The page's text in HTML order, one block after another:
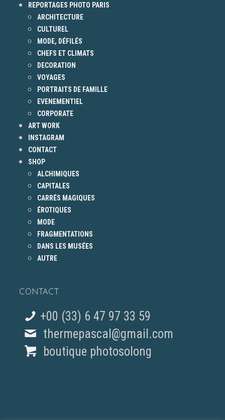
REPORTAGES PHOTO PARIS
ARCHITECTURE
CULTUREL
MODE, DÉFILÉS
CHEFS ET CLIMATS
DECORATION
VOYAGES
PORTRAITS DE FAMILLE
EVENEMENTIEL
CORPORATE
ART WORK
INSTAGRAM
CONTACT
SHOP
ALCHIMIQUES
CAPITALES
CARRÉS MAGIQUES
ÉROTIQUES
MODE
FRAGMENTATIONS
DANS LES MUSÉES
AUTRE
CONTACT
+00 (33) 6 47 97 33 59
thermepascal@gmail.com
boutique photosolong